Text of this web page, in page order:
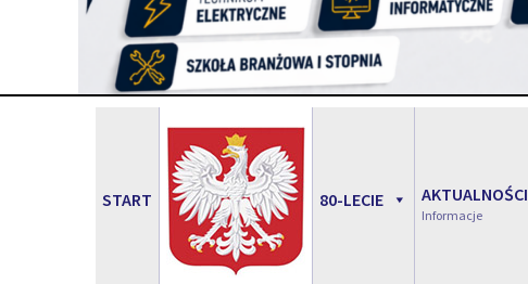
START 80-LECIE AKTUALNOŚCI
Informacje